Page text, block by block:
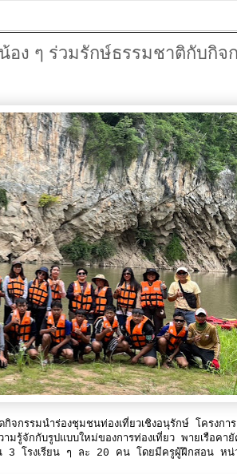
ง ๆ ร่วมรักษ์ธรรมชาติกับกิจ
กรรมนำร่องชุมชนท่องเที่ยวเชิงอนุรักษ์ โครงก
รู้จักกับรูปแบบใหม่ของการท่องเที่ยว พายเรือคา
น 3 โรงเรียน ๆ ละ 20 คน โดยมีครูผู้ฝึกสอน หน่